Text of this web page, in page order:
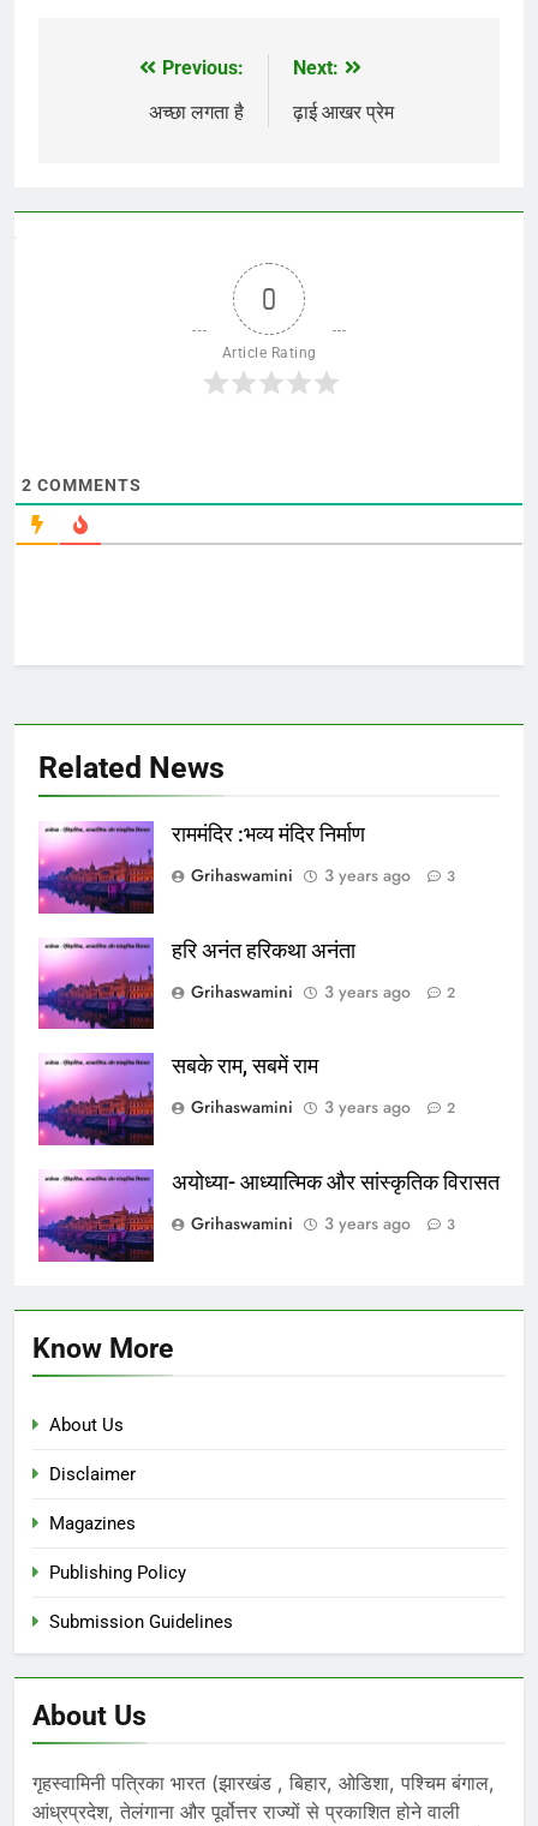
navigation
Previous:
अच्छा लगता है
Next:
ढ़ाई आखर प्रेम
0
Article Rating
2 COMMENTS
Related News
राममंदिर :भव्य मंदिर निर्माण
Grihaswamini
3 years ago 3
हरि अनंत हरिकथा अनंता
Grihaswamini
3 years ago 2
सबके राम, सबमें राम
Grihaswamini
3 years ago 2
अयोध्या- आध्यात्मिक और सांस्कृतिक विरासत
Grihaswamini
3 years ago 3
Know More
About Us
Disclaimer
Magazines
Publishing Policy
Submission Guidelines
About Us
गृहस्वामिनी पत्रिका भारत (झारखंड , बिहार, ओडिशा, पश्चिम बंगाल,
आंध्रप्रदेश, तेलंगाना और पूर्वोत्तर राज्यों से प्रकाशित होने वाली